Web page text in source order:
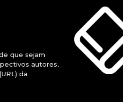
que sejam
autores,
da